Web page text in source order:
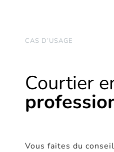
CAS D’USAGE
Courtier
Vous faites du